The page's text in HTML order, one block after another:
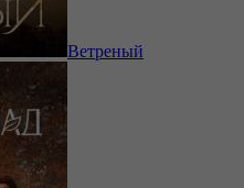
Ветреный